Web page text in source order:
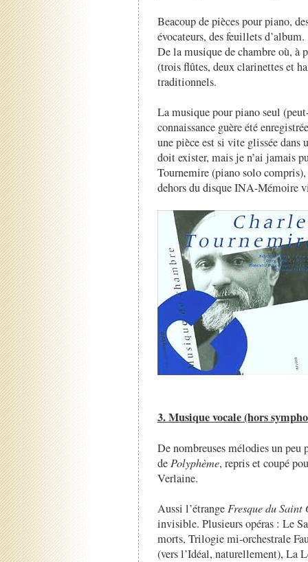
Beacoup de pièces pour piano,
évocateurs, des feuillets d’album.
De la musique de chambre où, à
(trois flûtes, deux clarinettes et
traditionnels.
La musique pour piano seul
connaissance guère été
une pièce est si vite glissée dans
doit exister, mais je n’ai jamais
Tournemire (piano solo
dehors du disque INA-Mémoire
3. Musique vocale (hors
De nombreuses mélodies un peu
de Polyphème, repris et coupé
Verlaine.
Aussi l’étrange Fresque du Saint
invisible. Plusieurs opéras : Le
morts, Trilogie mi-orchestrale
(vers l’Idéal, naturellement), La